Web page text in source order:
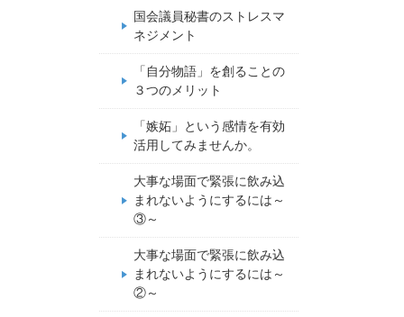
国会議員秘書のストレスマ
ネジメント
「自分物語」を創ることの
３つのメリット
「嫉妬」という感情を有効
活用してみませんか。
大事な場面で緊張に飲み込
まれないようにするには～
③～
大事な場面で緊張に飲み込
まれないようにするには～
②～